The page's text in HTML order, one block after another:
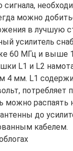
можно
в лучшую
усилитель
60 МГц и выше
L1 и L2
мм. L1
потребляет
можно
до
кабелем.